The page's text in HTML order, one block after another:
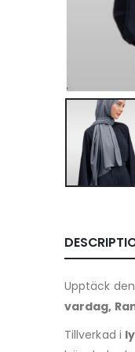
Upptäck
vardag,
Tillverkad i